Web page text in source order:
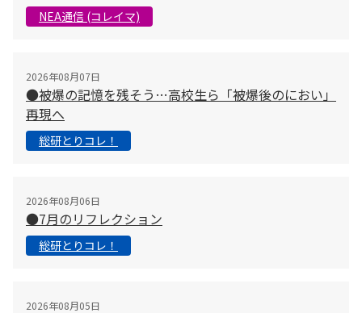
NEA通信 (コレイマ)
2026年08月07日
●被爆の記憶を残そう…高校生ら「被爆後のにおい」
再現へ
総研とりコレ！
2026年08月06日
●7月のリフレクション
総研とりコレ！
2026年08月05日